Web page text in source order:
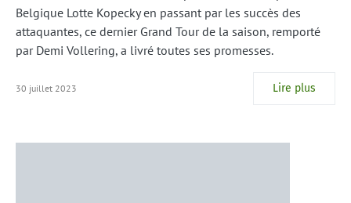
Belgique Lotte Kopecky en passant par les succès des
attaquantes, ce dernier Grand Tour de la saison, remporté
par Demi Vollering, a livré toutes ses promesses.
30 juillet 2023 Lire plus